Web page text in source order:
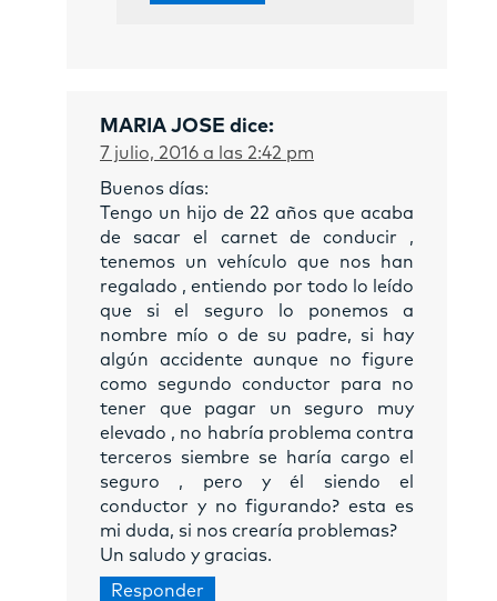
MARIA JOSE dice:
7 julio, 2016 a las 2:42 pm
Buenos días:
Tengo un hijo de 22 años que acaba
de sacar el carnet de conducir ,
tenemos un vehículo que nos han
regalado , entiendo por todo lo leído
que si el seguro lo ponemos a
nombre mío o de su padre, si hay
algún accidente aunque no figure
como segundo conductor para no
tener que pagar un seguro muy
elevado , no habría problema contra
terceros siembre se haría cargo el
seguro , pero y él siendo el
conductor y no figurando? esta es
mi duda, si nos crearía problemas?
Un saludo y gracias.
Responder